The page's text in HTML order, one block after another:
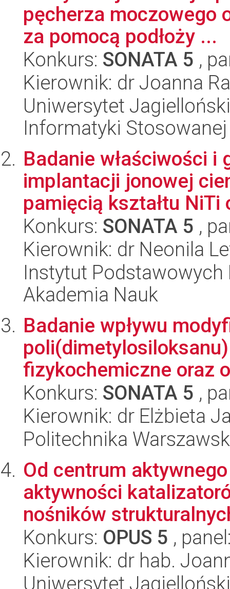
pęcherza moczowego
za pomocą podłoży ...
Konkurs: SONATA 5 ,
Kierownik: dr Joanna
Uniwersytet
Informatyki Stosowanej
Badanie właściwości i
implantacji jonowej
pamięcią kształtu NiTi
Konkurs: SONATA 5 ,
Kierownik: dr Neonila
Instytut
Akademia Nauk
Badanie wpływu
fizykochemiczne oraz
Konkurs: SONATA 5 ,
Kierownik: dr Elżbieta
Politechnika
Od centrum
aktywności
nośników
Konkurs: OPUS 5 ,
Kierownik: dr hab.
Uniwersytet